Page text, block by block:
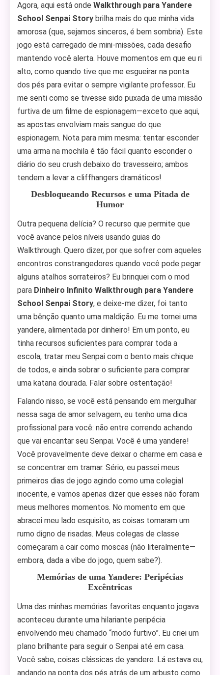
Agora, aqui está onde Walkthrough para Yandere
School Senpai Story brilha mais do que minha vida
amorosa (que, sejamos sinceros, é bem sombria). Este
jogo está carregado de mini-missões, cada desafio
mantendo você alerta. Houve momentos em que eu ri
alto, como quando tive que me esgueirar na ponta
dos pés para evitar o sempre vigilante professor. Eu
me senti como se tivesse sido puxada de uma missão
furtiva de um filme de espionagem—exceto que aqui,
as apostas envolviam mais sangue do que
espionagem. Nota para mim mesma: tentar esconder
uma arma na mochila é tão fácil quanto esconder o
diário do seu crush debaixo do travesseiro; ambos
tendem a levar a cliffhangers dramáticos!
Desbloqueando Recursos e uma Pitada de
Humor
Outra pequena delícia? O recurso que permite que
você avance pelos níveis usando guias do
Walkthrough. Quero dizer, por que sofrer com aqueles
encontros constrangedores quando você pode pegar
alguns atalhos sorrateiros? Eu brinquei com o mod
para Dinheiro Infinito Walkthrough para Yandere
School Senpai Story, e deixe-me dizer, foi tanto
uma bênção quanto uma maldição. Eu me tornei uma
yandere, alimentada por dinheiro! Em um ponto, eu
tinha recursos suficientes para comprar toda a
escola, tratar meu Senpai com o bento mais chique
de todos, e ainda sobrar o suficiente para comprar
uma katana dourada. Falar sobre ostentação!
Falando nisso, se você está pensando em mergulhar
nessa saga de amor selvagem, eu tenho uma dica
profissional para você: não entre correndo achando
que vai encantar seu Senpai. Você é uma yandere!
Você provavelmente deve deixar o charme em casa e
se concentrar em tramar. Sério, eu passei meus
primeiros dias de jogo agindo como uma colegial
inocente, e vamos apenas dizer que esses não foram
meus melhores momentos. No momento em que
abracei meu lado esquisito, as coisas tomaram um
rumo digno de risadas. Meus colegas de classe
começaram a cair como moscas (não literalmente—
embora, dada a vibe do jogo, quem sabe?).
Memórias de uma Yandere: Peripécias
Excêntricas
Uma das minhas memórias favoritas enquanto jogava
aconteceu durante uma hilariante peripécia
envolvendo meu chamado “modo furtivo”. Eu criei um
plano brilhante para seguir o Senpai até em casa.
Você sabe, coisas clássicas de yandere. Lá estava eu,
andando na ponta dos pés atrás de um arbusto como